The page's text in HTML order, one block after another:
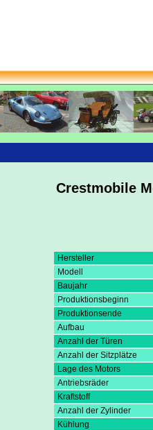
Crestmobile
Hersteller
Modell
Baujahr
Produktionsbeginn
Produktionsende
Aufbau
Anzahl der Türen
Anzahl der Sitzplätze
Lage des Motors
Antriebsräder
Kraftstoff
Anzahl der Zylinder
Kühlung